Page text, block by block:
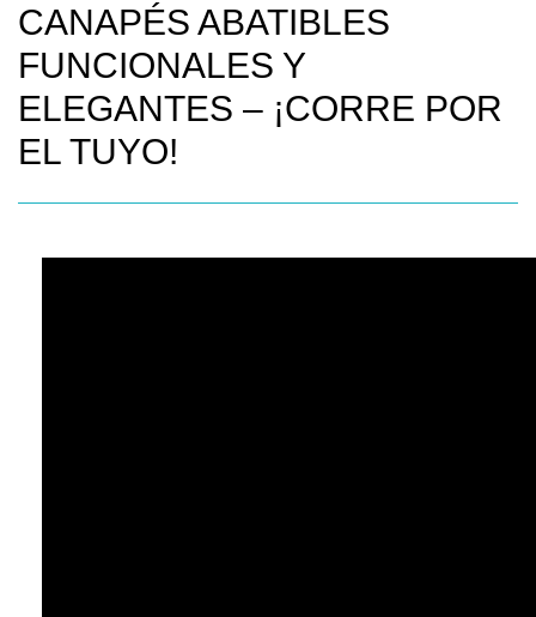
CANAPÉS ABATIBLES
FUNCIONALES Y
ELEGANTES – ¡CORRE POR
EL TUYO!